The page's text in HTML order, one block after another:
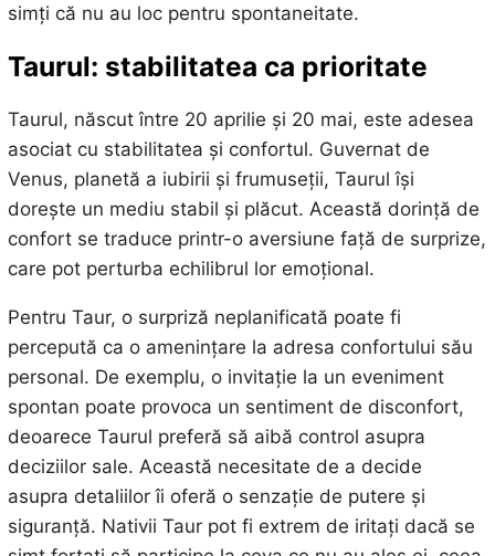
simți că nu au loc pentru spontaneitate.
Taurul: stabilitatea ca prioritate
Taurul, născut între 20 aprilie și 20 mai, este adesea
asociat cu stabilitatea și confortul. Guvernat de
Venus, planetă a iubirii și frumuseții, Taurul își
dorește un mediu stabil și plăcut. Această dorință de
confort se traduce printr-o aversiune față de surprize,
care pot perturba echilibrul lor emoțional.
Pentru Taur, o surpriză neplanificată poate fi
percepută ca o amenințare la adresa confortului său
personal. De exemplu, o invitație la un eveniment
spontan poate provoca un sentiment de disconfort,
deoarece Taurul preferă să aibă control asupra
deciziilor sale. Această necesitate de a decide
asupra detaliilor îi oferă o senzație de putere și
siguranță. Nativii Taur pot fi extrem de iritați dacă se